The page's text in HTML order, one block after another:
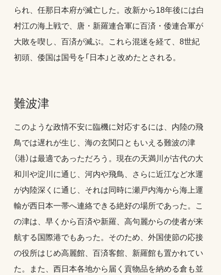
られ、任那日本府が滅亡した。改新から18年後には白
村江の海上戦で、唐・新羅連合軍に百済・倭連合軍が
大敗を喫し、百済が滅ぶ。これら混迷を経て、8世紀
初頭、倭国は国号を「日本」と改めたとされる。
難波津
このような政情不安に臨機に対応するには、内陸の飛
鳥では遅れが生じ、海の玄関口ともいえる難波の津
（港）は最適であっただろう。現在の天満川が古代の大
和川や淀川に通じ、河内や飛鳥、さらに近江など水運
が内陸深くに通じ、それは同時に瀬戸内海から海上運
輸が西日本一帯へ連絡できる絶好の場所であった。こ
の津は、早くから百済や新羅、高句麗からの使者が来
航する国際港でもあった。そのため、外国使節の応接
の役所はじめ高麗館、百済客館、新羅館も置かれてい
た。また、西日本各地から届く貢物品を納める倉も並